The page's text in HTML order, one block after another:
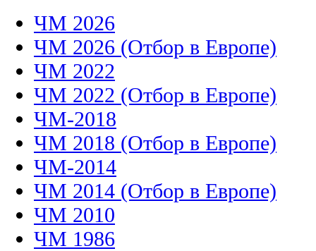
ЧМ 2026
ЧМ 2026 (Отбор в Европе)
ЧМ 2022
ЧМ 2022 (Отбор в Европе)
ЧМ-2018
ЧМ 2018 (Отбор в Европе)
ЧМ-2014
ЧМ 2014 (Отбор в Европе)
ЧМ 2010
ЧМ 1986